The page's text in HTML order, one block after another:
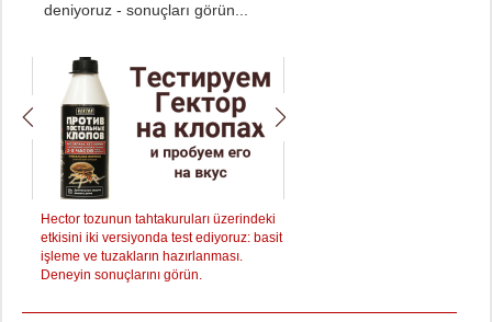
deniyoruz - sonuçları görün...
Hector tozunun tahtakuruları üzerindeki
etkisini iki versiyonda test ediyoruz: basit
işleme ve tuzakların hazırlanması.
Deneyin sonuçlarını görün.